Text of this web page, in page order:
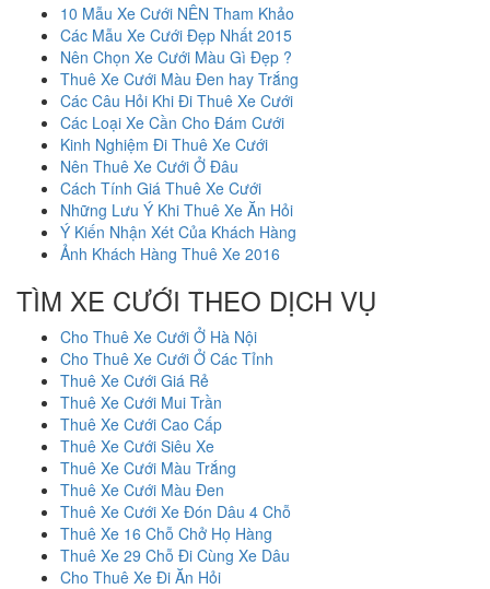
10 Mẫu Xe Cưới NÊN Tham Khảo
Các Mẫu Xe Cưới Đẹp Nhất 2015
Nên Chọn Xe Cưới Màu Gì Đẹp ?
Thuê Xe Cưới Màu Đen hay Trắng
Các Câu Hỏi Khi Đi Thuê Xe Cưới
Các Loại Xe Cần Cho Đám Cưới
Kinh Nghiệm Đi Thuê Xe Cưới
Nên Thuê Xe Cưới Ở Đâu
Cách Tính Giá Thuê Xe Cưới
Những Lưu Ý Khi Thuê Xe Ăn Hỏi
Ý Kiến Nhận Xét Của Khách Hàng
Ảnh Khách Hàng Thuê Xe 2016
TÌM XE CƯỚI THEO DỊCH VỤ
Cho Thuê Xe Cưới Ở Hà Nội
Cho Thuê Xe Cưới Ở Các Tỉnh
Thuê Xe Cưới Giá Rẻ
Thuê Xe Cưới Mui Trần
Thuê Xe Cưới Cao Cấp
Thuê Xe Cưới Siêu Xe
Thuê Xe Cưới Màu Trắng
Thuê Xe Cưới Màu Đen
Thuê Xe Cưới Xe Đón Dâu 4 Chỗ
Thuê Xe 16 Chỗ Chở Họ Hàng
Thuê Xe 29 Chỗ Đi Cùng Xe Dâu
Cho Thuê Xe Đi Ăn Hỏi